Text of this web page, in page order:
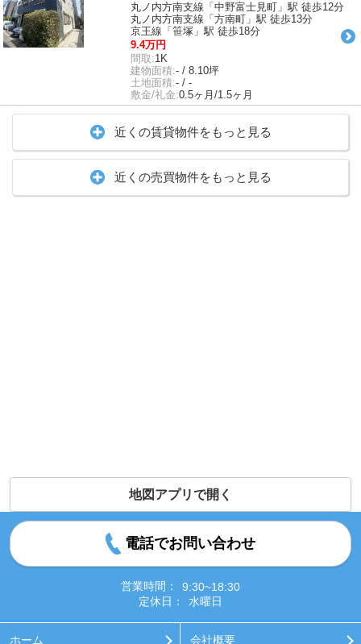
丸ノ内方南支線「中野富士見町」駅 徒歩12分
丸ノ内方南支線「方南町」駅 徒歩13分
京王線「笹塚」駅 徒歩18分
9.4万円
間取:1K
建物面積:- / 8.10坪
土地面積:- / -
敷金/礼金:0.5ヶ月/1.5ヶ月
近くの賃貸物件をもっと見る
近くの売買物件をもっと見る
地図アプリで開く
電話でお問い合わせ
営業時間：
9:30~18:30
定休日：
水曜日
ホーム 会社概要